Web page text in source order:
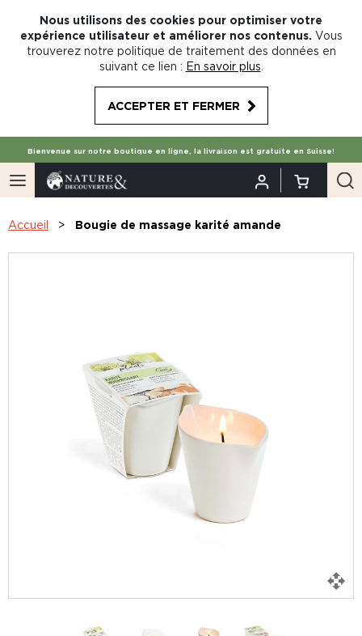
Nous utilisons des cookies pour optimiser votre
expérience utilisateur et améliorer nos contenus. Vous
trouverez notre politique de traitement des données en
suivant ce lien : En savoir plus
ACCEPTER ET FERMER
Bienvenue sur notre boutique en ligne, la livraison est gratuite en Suisse!
Accueil Bougie de massage karité amande